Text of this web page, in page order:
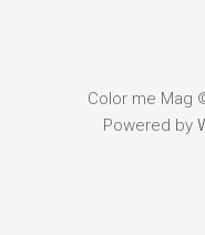
Color me Mag
Powered by